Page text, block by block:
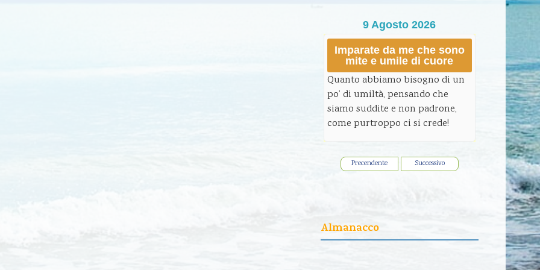
9 Agosto 2026
Imparate da me che sono
mite e umile di cuore
Quanto abbiamo bisogno di un
po’ di umiltà, pensando che
siamo suddite e non padrone,
come purtroppo ci si crede!
Precendente Successivo
Almanacco